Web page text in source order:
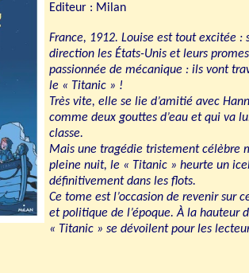
Editeur : Milan
France, 1912. Louise est tout excitée
direction les États-Unis et leurs
passionnée de mécanique : ils vont
le « Titanic » !
Très vite, elle se lie d’amitié avec
comme deux gouttes d’eau et qui va
classe.
Mais une tragédie tristement célèbre
pleine nuit, le « Titanic » heurte un
définitivement dans les flots.
Ce tome est l’occasion de revenir sur
et politique de l’époque. À la hauteur
« Titanic » se dévoilent pour les